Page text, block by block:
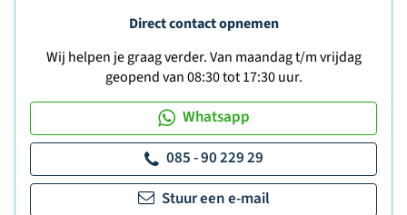
Direct contact opnemen
Wij helpen je graag verder. Van maandag t/m vrijdag
geopend van 08:30 tot 17:30 uur.
Whatsapp
085 - 90 229 29
Stuur een e-mail